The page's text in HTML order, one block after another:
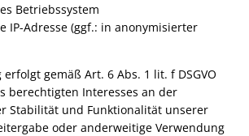
Betriebssystem
IP-Adresse (ggf.: in anonymisierter
erfolgt gemäß Art. 6 Abs. 1 lit. f DSGVO
berechtigten Interesses an der
Stabilität und Funktionalität unserer
oder anderweitige Verwendung